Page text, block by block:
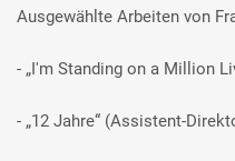
Ausgewählte Arbeiten von
- „I'm Standing on a Million
- „12 Jahre“ (Assistent-